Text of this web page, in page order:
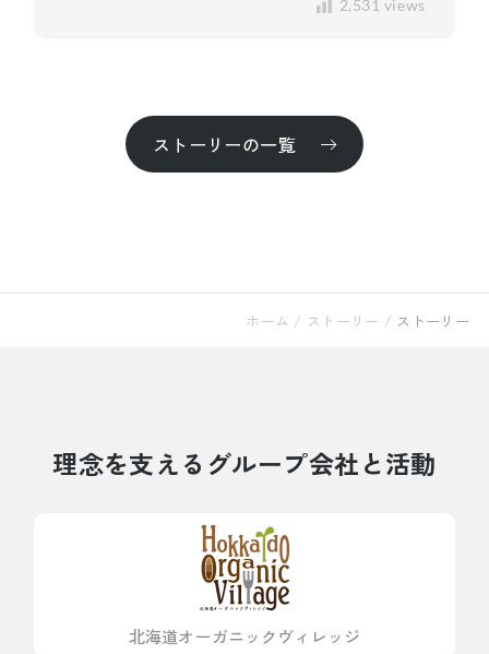
2,531 views
ストーリーの一覧
ホーム / ストーリー / ストーリー
理念を支えるグループ会社と活動
北海道オーガニックヴィレッジ